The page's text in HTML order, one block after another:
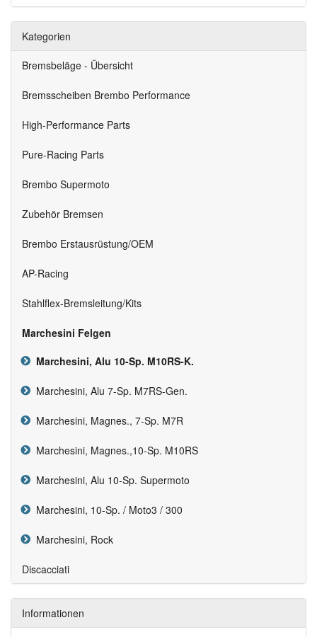
Kategorien
Bremsbeläge - Übersicht
Bremsscheiben Brembo Performance
High-Performance Parts
Pure-Racing Parts
Brembo Supermoto
Zubehör Bremsen
Brembo Erstausrüstung/OEM
AP-Racing
Stahlflex-Bremsleitung/Kits
Marchesini Felgen
Marchesini, Alu 10-Sp. M10RS-K.
Marchesini, Alu 7-Sp. M7RS-Gen.
Marchesini, Magnes., 7-Sp. M7R
Marchesini, Magnes.,10-Sp. M10RS
Marchesini, Alu 10-Sp. Supermoto
Marchesini, 10-Sp. / Moto3 / 300
Marchesini, Rock
Discacciati
Informationen